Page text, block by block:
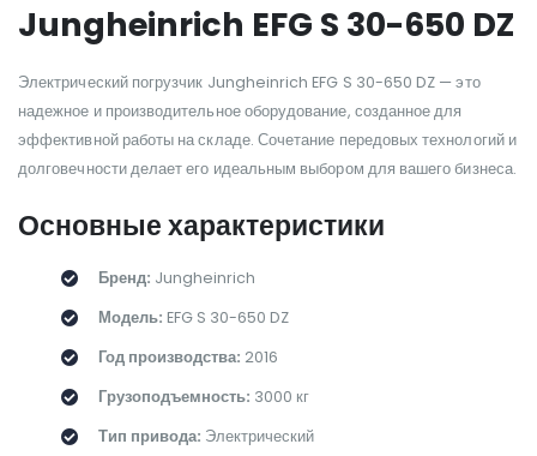
Jungheinrich EFG S 30-650 DZ
Электрический погрузчик Jungheinrich EFG S 30-650 DZ — это
надежное и производительное оборудование, созданное для
эффективной работы на складе. Сочетание передовых технологий и
долговечности делает его идеальным выбором для вашего бизнеса.
Основные характеристики
Бренд: Jungheinrich
Модель: EFG S 30-650 DZ
Год производства: 2016
Грузоподъемность: 3000 кг
Тип привода: Электрический